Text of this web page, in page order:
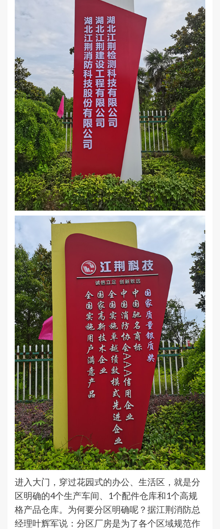
进入大门，穿过花园式的办公、生活区，就是分
区明确的4个生产车间、1个配件仓库和1个高规
格产品仓库。为何要分区明确呢？据江荆消防总
经理叶辉军说：分区厂房是为了各个区域规范作